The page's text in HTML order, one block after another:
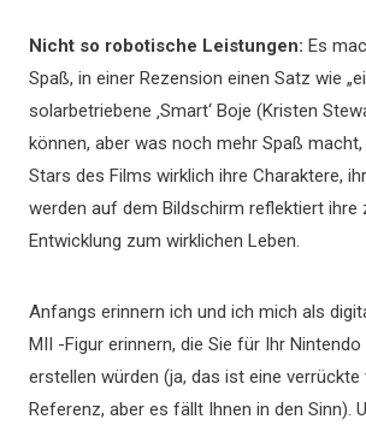
Nicht so robotische Leistungen: Es
Spaß, in einer Rezension einen Satz wie
solarbetriebene ‚Smart‘ Boje (Kristen
können, aber was noch mehr Spaß macht,
Stars des Films wirklich ihre Charaktere,
werden auf dem Bildschirm reflektiert ihre
Entwicklung zum wirklichen Leben.
Anfangs erinnern ich und ich mich als
MII -Figur erinnern, die Sie für Ihr
erstellen würden (ja, das ist eine verrückte
Referenz, aber es fällt Ihnen in den Sinn).